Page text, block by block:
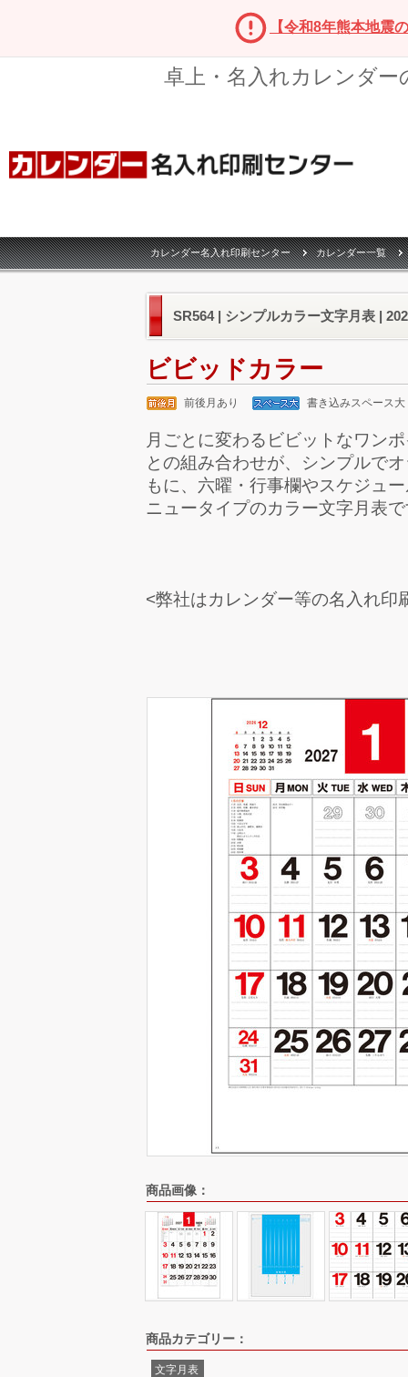
【令和8年熊本地震
卓上・名入れカレンダ
カレンダー名入れ印刷センター カレンダー一覧
SR564 | シンプルカラー文字月表 |
ビビッドカラー
前後月あり 書き込みスペース大
月ごとに変わるビビットなワン
との組み合わせが、シンプルで
もに、六曜・行事欄やスケジュ
ニュータイプのカラー文字月表
<弊社はカレンダー等の名入れ印
商品画像：
商品カテゴリー：
文字月表